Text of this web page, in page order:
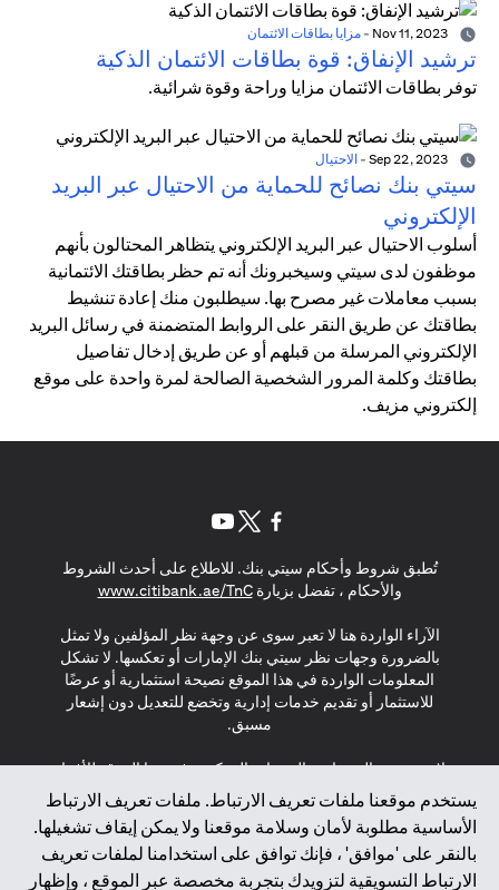
- مزايا بطاقات الائتمان
ترشيد الإنفاق: قوة بطاقات الائتمان الذكية
توفر بطاقات الائتمان مزايا وراحة وقوة شرائية.
- الاحتيال
سيتي بنك نصائح للحماية من الاحتيال عبر البريد
الإلكتروني
أسلوب الاحتيال عبر البريد الإلكتروني يتظاهر المحتالون بأنهم
موظفون لدى سيتي وسيخبرونك أنه تم حظر بطاقتك الائتمانية
بسبب معاملات غير مصرح بها. سيطلبون منك إعادة تنشيط
بطاقتك عن طريق النقر على الروابط المتضمنة في رسائل البريد
الإلكتروني المرسلة من قبلهم أو عن طريق إدخال تفاصيل
بطاقتك وكلمة المرور الشخصية الصالحة لمرة واحدة على موقع
إلكتروني مزيف.
يستخدم موقعنا ملفات تعريف الارتباط. ملفات تعريف الارتباط
الأساسية مطلوبة لأمان وسلامة موقعنا ولا يمكن إيقاف تشغيلها.
بالنقر على 'موافق' ، فإنك توافق على استخدامنا لملفات تعريف
الارتباط التسويقية لتزويدك بتجربة مخصصة عبر الموقع ، وإظهار
تُطبق شروط وأحكام سيتي بنك. للاطلاع على أحدث الشروط
والأحكام ، تفضل بزيارةwww.citibank.ae/TnC
(opens in a new tab)
الآراء الواردة هنا لا تعبر سوى عن وجهة نظر المؤلفين ولا تمثل
بالضرورة وجهات نظر سيتي بنك الإمارات أو تعكسها. لا تشكل
المعلومات الواردة في هذا الموقع نصيحة استثمارية أو عرضًا
للاستثمار أو تقديم خدمات إدارية وتخضع للتعديل دون إشعار
مسبق.
لا يتم تقديم المنتجات والخدمات المذكورة في هذا الموقع للأفراد
المقيمين في الاتحاد الأوروبي أو المنطقة الاقتصادية الأوروبية أو
سويسرا أو غيرنسي أو جيرسي أو موناكو أو سان مارينو أو
الفاتيكان أو جزيرة مان أو المملكة المتحدة أو خصوصية البيانات
(لائحة حماية البيانات العامة \ قانون حماية البيانات الشخصية
العامة \ قانون خصوصية نيوزيلندا). المحتوى الموجود في هذه